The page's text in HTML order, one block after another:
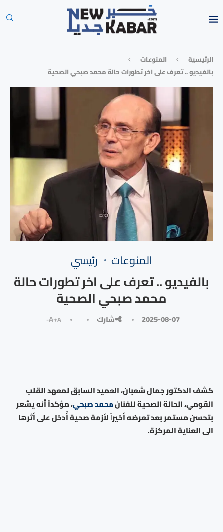
الرئيسية
المنوعات
بالفيديو .. تعرف على اخر تطورات حالة محمد صبحي الصحية
المنوعات رئيسي
بالفيديو .. تعرف على اخر تطورات حالة
محمد صبحي الصحية
2025-08-07 شارك A+A-
كشف الدكتور جمال شعبان، العميد السابق لمعهد القلب
القومي، الحالة الصحية للفنانمحمد صبحي، مؤكداً أنه يشعر
بتحسن مستمر بعد تعرضه أخيراً لأزمة صحية أُدخل على أثرها
الى العناية المركزة.